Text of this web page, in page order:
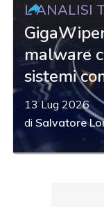
L'ANALISI
malware
sistemi
13 Lug 2026
di Salvatore